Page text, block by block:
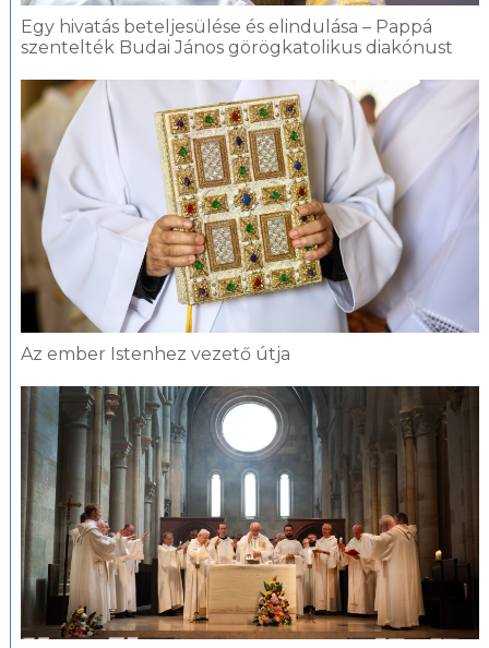
Egy hivatás beteljesülése és elindulása – Pappá
szentelték Budai János görögkatolikus diakónust
Az ember Istenhez vezető útja